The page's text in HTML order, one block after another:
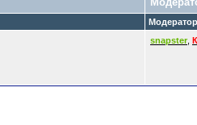
snapster,